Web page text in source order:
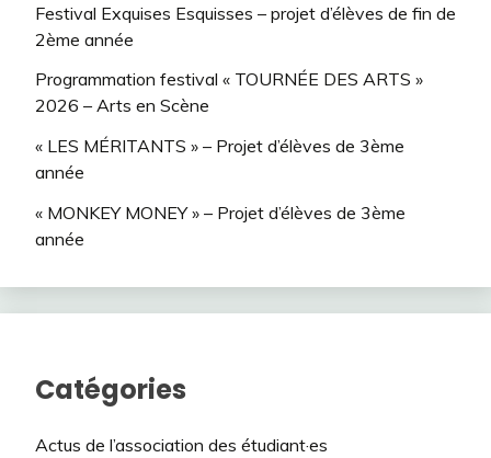
Festival Exquises Esquisses – projet d’élèves de fin de
2ème année
Programmation festival « TOURNÉE DES ARTS »
2026 – Arts en Scène
« LES MÉRITANTS » – Projet d’élèves de 3ème
année
« MONKEY MONEY » – Projet d’élèves de 3ème
année
Catégories
Actus de l’association des étudiant·es